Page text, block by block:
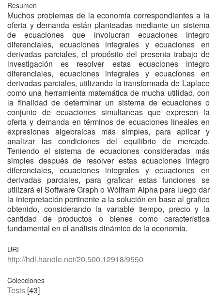
Resumen
Muchos problemas de la economía correspondientes a la
oferta y demanda están planteadas mediante un sistema
de ecuaciones que involucran ecuaciones integro
diferenciales, ecuaciones integrales y ecuaciones en
derivadas parciales, el propósito del presenta trabajo de
investigación es resolver estas ecuaciones integro
diferenciales, ecuaciones integrales y ecuaciones en
derivadas parciales, utilizando la transformada de Laplace
como una herramienta matemática de mucha utilidad, con
la finalidad de determinar un sistema de ecuaciones o
conjunto de ecuaciones simultaneas que expresen la
oferta y demanda en términos de ecuaciones lineales en
expresiones algebraicas más simples, para aplicar y
analizar las condiciones del equilibrio de mercado.
Teniendo el sistema de ecuaciones consideradas más
simples después de resolver estas ecuaciones integro
diferenciales, ecuaciones integrales y ecuaciones en
derivadas parciales, para graficar estas funciones se
utilizará el Software Graph o Wólfram Alpha para luego dar
la interpretación pertinente a la solución en base al grafico
obtenido, considerando la variable tiempo, precio y la
cantidad de productos o bienes como característica
fundamental en el análisis dinámico de la economía.
URI
http://hdl.handle.net/20.500.12918/9550
Colecciones
Tesis [43]